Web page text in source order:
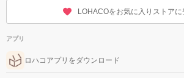
LOHACOをお気に入りストアに
アプリ
ロハコアプリをダウンロード